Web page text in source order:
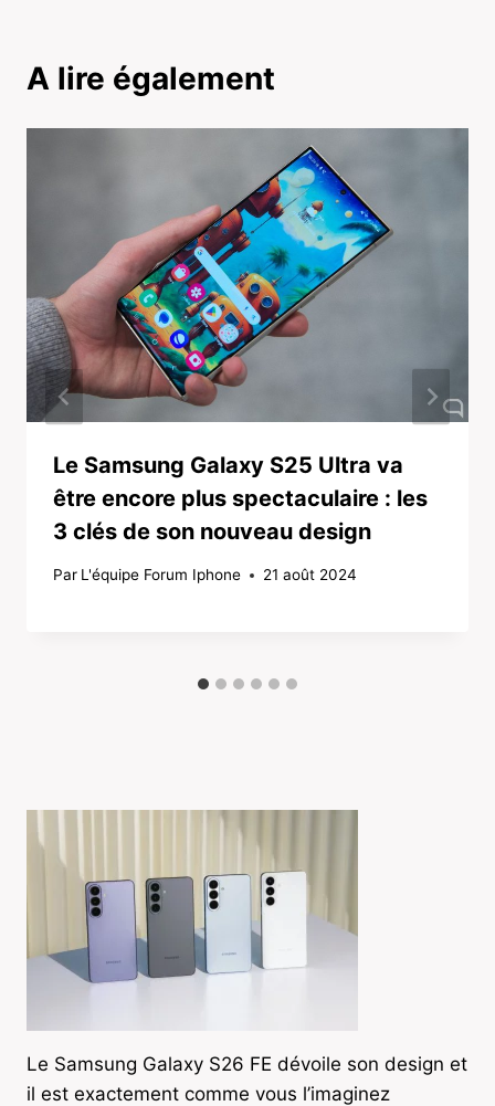
A lire également
Le Samsung Galaxy S25 Ultra va
être encore plus spectaculaire : les
3 clés de son nouveau design
Par L'équipe Forum Iphone 21 août 2024
Le Samsung Galaxy S26 FE dévoile son design et
il est exactement comme vous l’imaginez